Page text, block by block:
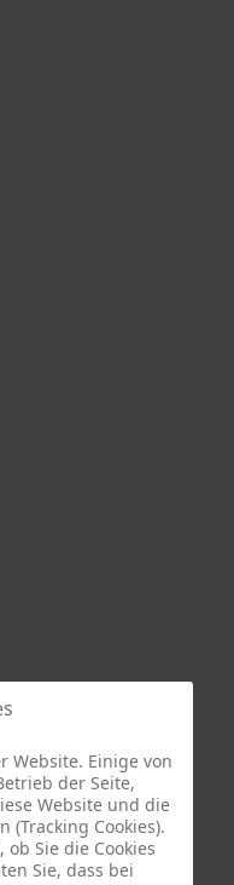
Website. Einige von
der Seite,
Website und die
(Tracking Cookies).
Sie die Cookies
Sie, dass bei